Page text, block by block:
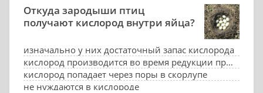
Откуда зародыши птиц
получают кислород внутри яйца?
изначально у них достаточный запас кислорода
кислород производится во время редукции протеина
кислород попадает через поры в скорлупе
не нуждаются в кислороде